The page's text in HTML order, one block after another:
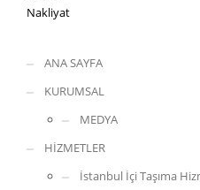
ANA SAYFA
KURUMSAL
MEDYA
HİZMETLER
İstanbul İçi Taşıma